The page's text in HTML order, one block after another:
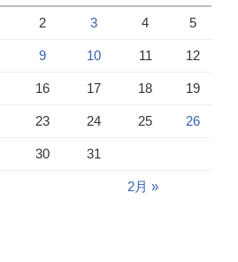
2 3 4 5
9 10 11 12
16 17 18 19
23 24 25 26
30 31
2月 »